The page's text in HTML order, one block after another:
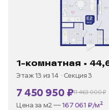
1-комнатная •
Этаж 13 из 14 Секция 3
7 450 950 ₽11 463 000 ₽
В ипотеку —от 35 738 ₽/мес
Цена за м2 —167 061 ₽/м²